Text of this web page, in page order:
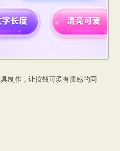
制作，让按钮可爱有质感的同